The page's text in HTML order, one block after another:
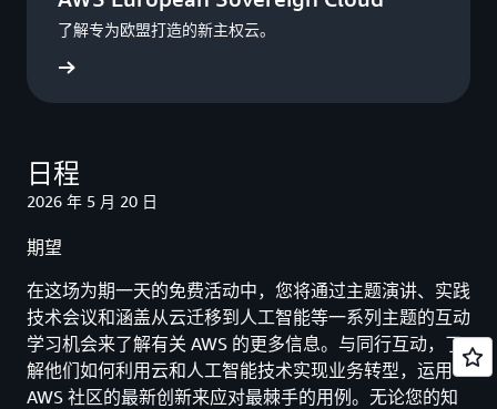
了解专为欧盟打造的新主权云。
日程
2026 年 5 月 20 日
期望
在这场为期一天的免费活动中，您将通过主题演讲、实践
技术会议和涵盖从云迁移到人工智能等一系列主题的互动
学习机会来了解有关 AWS 的更多信息。与同行互动，了
解他们如何利用云和人工智能技术实现业务转型，运用
AWS 社区的最新创新来应对最棘手的用例。无论您的知